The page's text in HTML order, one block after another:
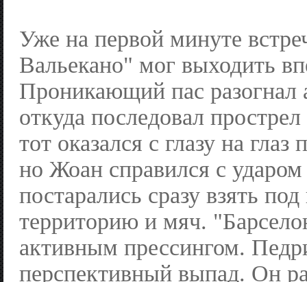
Уже на первой минуте
Вальекано" мог выходить
Проникающий пас разогнал
откуда последовал
тот оказался с глазу на глаз
но Жоан справился с
постарались сразу взять
территорию и мяч.
активным прессингом.
перспективный выпад. Он